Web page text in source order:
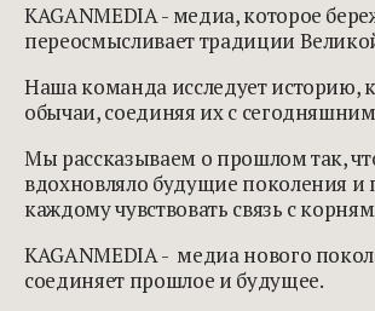
KAGANMEDIA - медиа, которое
переосмысливает традиции
Наша команда исследует историю,
обычаи, соединяя их с
Мы рассказываем о прошлом так,
вдохновляло будущие поколения и
каждому чувствовать связь с
KAGANMEDIA - медиа нового
соединяет прошлое и будущее.